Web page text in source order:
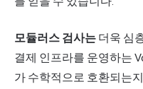
모듈러스 검사는 더욱 심
결제 인프라를 운영하는
가 수학적으로 호환되는